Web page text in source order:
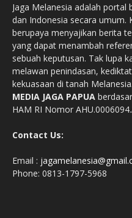
Jaga Melanesia adalah
dan Indonesia secara umum.
berupaya menyajikan berita
yang dapat menambah
sebuah keputusan. Tak lupa
melawan penindasan,
kekuasaan di tanah
MEDIA JAGA PAPUA
HAM RI Nomor
Contact Us:
Email :
Phone: 0813-1797-5968